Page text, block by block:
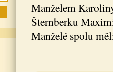
Manželem
Šternberku
Manželé spolu